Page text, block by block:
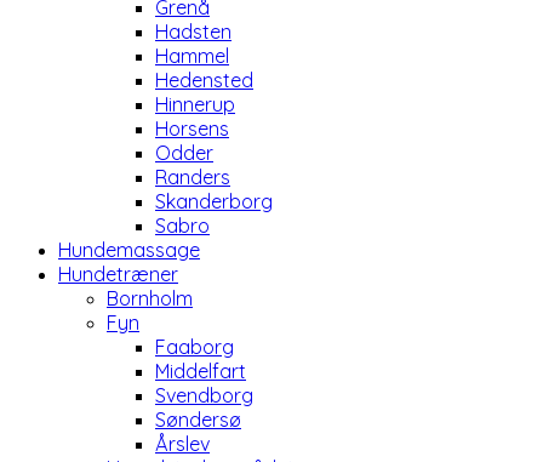
Grenå
Hadsten
Hammel
Hedensted
Hinnerup
Horsens
Odder
Randers
Skanderborg
Sabro
Hundemassage
Hundetræner
Bornholm
Fyn
Faaborg
Middelfart
Svendborg
Søndersø
Årslev